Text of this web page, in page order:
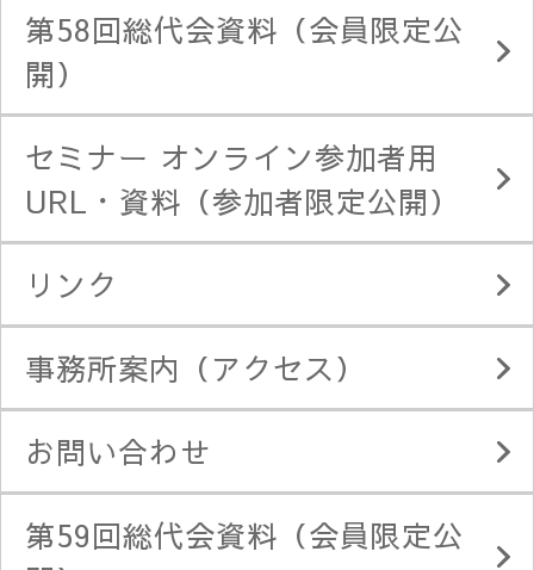
第58回総代会資料（会員限定公
開）
セミナー オンライン参加者用
URL・資料（参加者限定公開）
リンク
事務所案内（アクセス）
お問い合わせ
第59回総代会資料（会員限定公